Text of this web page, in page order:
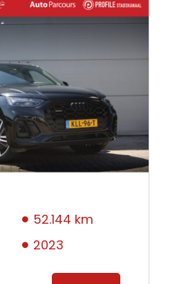
52.144 km
2023